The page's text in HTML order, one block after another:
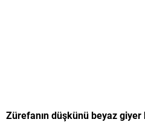
Zürefanın düşkünü beyaz giyer